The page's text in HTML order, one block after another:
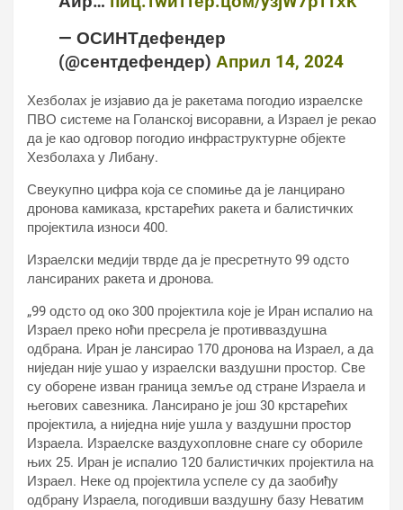
— ОСИНТдефендер
(@сентдефендер) Април 14, 2024
Хезболах је изјавио да је ракетама погодио израелске
ПВО системе на Голанској висоравни, а Израел је рекао
да је као одговор погодио инфраструктурне објекте
Хезболаха у Либану.
Свеукупно цифра која се спомиње да је ланцирано
дронова камиказа, крстарећих ракета и балистичких
пројектила износи 400.
Израелски медији тврде да је пресретнуто 99 одсто
лансираних ракета и дронова.
„99 одсто од око 300 пројектила које је Иран испалио на
Израел преко ноћи пресрела је противваздушна
одбрана. Иран је лансирао 170 дронова на Израел, а да
ниједан није ушао у израелски ваздушни простор. Све
су оборене изван граница земље од стране Израела и
његових савезника. Лансирано је још 30 крстарећих
пројектила, а ниједна није ушла у ваздушни простор
Израела. Израелске ваздухопловне снаге су обориле
њих 25. Иран је испалио 120 балистичких пројектила на
Израел. Неке од пројектила успеле су да заобиђу
одбрану Израела, погодивши ваздушну базу Неватим